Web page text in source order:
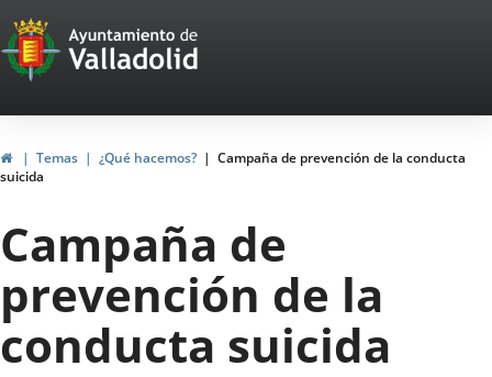
Portal
Web
del
Ayuntamiento
de
Valladolid
InicioTemas ¿Qué hacemos?
Campaña de prevención de la conducta
suicida
Campaña de
prevención de la
conducta suicida